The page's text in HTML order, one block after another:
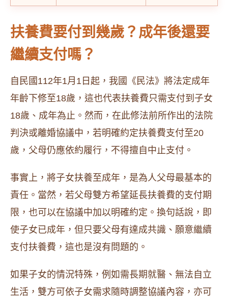
扶養費要付到幾歲？成年後還要
繼續支付嗎？
自民國112年1月1日起，我國《民法》將法定成年
年齡下修至18歲，這也代表扶養費只需支付到子女
18歲、成年為止。然而，在此修法前所作出的法院
判決或離婚協議中，若明確約定扶養費支付至20
歲，父母仍應依約履行，不得擅自中止支付。
事實上，將子女扶養至成年，是為人父母最基本的
責任。當然，若父母雙方希望延長扶養費的支付期
限，也可以在協議中加以明確約定。換句話說，即
使子女已成年，但只要父母有達成共識、願意繼續
支付扶養費，這也是沒有問題的。
如果子女的情況特殊，例如需長期就醫、無法自立
生活，雙方可依子女需求隨時調整協議內容，亦可